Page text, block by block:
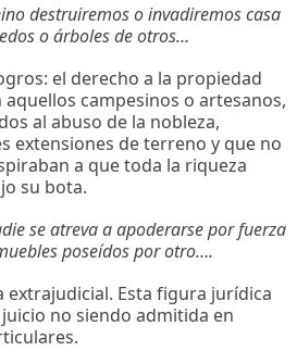
destruiremos o invadiremos casa
o árboles de otros…
el derecho a la propiedad
aquellos campesinos o artesanos,
al abuso de la nobleza,
extensiones de terreno y que no
a que toda la riqueza
su bota.
se atreva a apoderarse por fuerza
poseídos por otro….
extrajudicial. Esta figura jurídica
no siendo admitida en